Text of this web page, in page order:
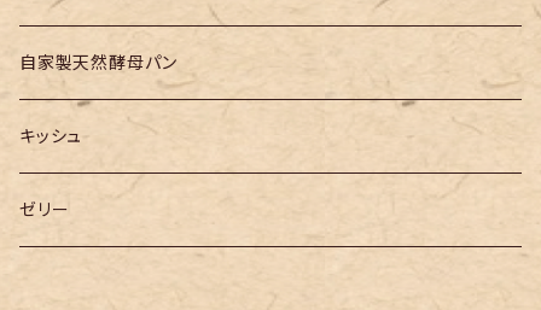
自家製天然酵母パン
キッシュ
ゼリー